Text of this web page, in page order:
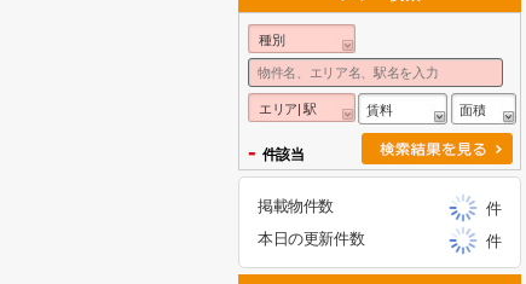
種別
エリア| 駅 賃料 面積
- 件該当
掲載物件数
件
本日の更新件数
件